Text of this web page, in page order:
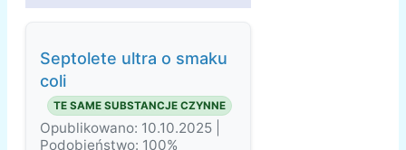
Septolete ultra o smaku
coli
TE SAME SUBSTANCJE CZYNNE
Opublikowano: 10.10.2025 |
Podobieństwo: 100%